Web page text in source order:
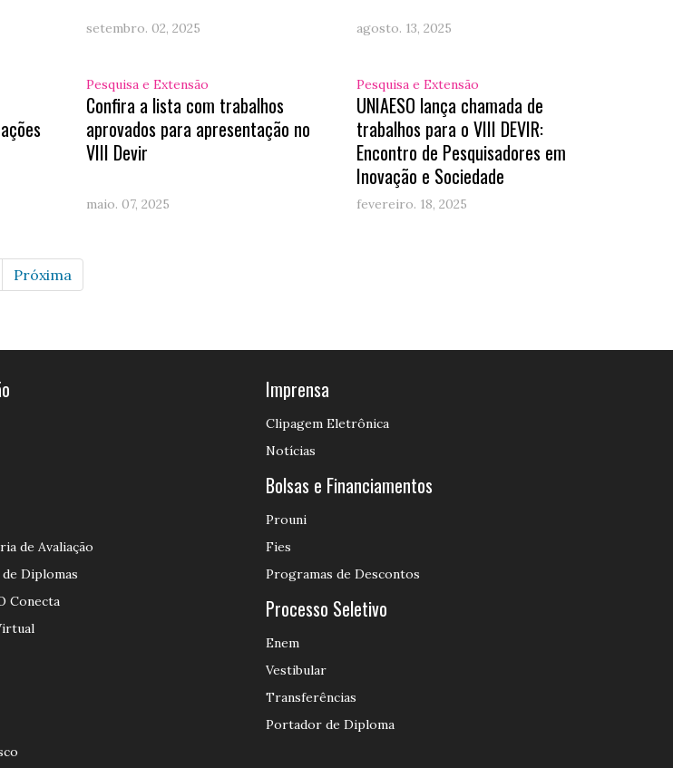
setembro. 02, 2025 agosto. 13, 2025
Pesquisa e Extensão
Confira a lista com trabalhos
aprovados para apresentação no
VIII Devir
maio. 07, 2025
Pesquisa e Extensão
UNIAESO lança chamada de
trabalhos para o VIII DEVIR:
Encontro de Pesquisadores em
Inovação e Sociedade
fevereiro. 18, 2025
Próxima
de Avaliação
Diplomas
Conecta
Imprensa
Clipagem Eletrônica
Notícias
Bolsas e Financiamentos
Prouni
Fies
Programas de Descontos
Processo Seletivo
Enem
Vestibular
Transferências
Portador de Diploma